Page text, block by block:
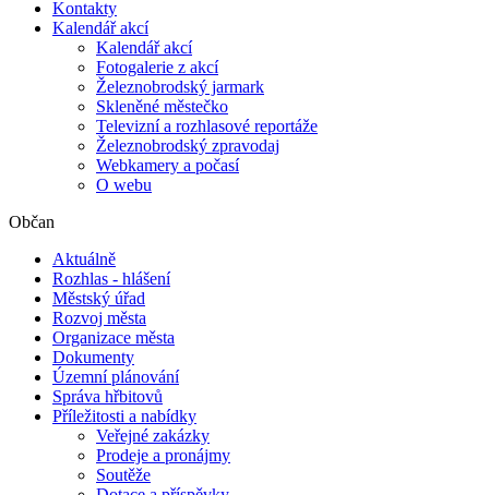
Kontakty
Kalendář akcí
Kalendář akcí
Fotogalerie z akcí
Železnobrodský jarmark
Skleněné městečko
Televizní a rozhlasové reportáže
Železnobrodský zpravodaj
Webkamery a počasí
O webu
Občan
Aktuálně
Rozhlas - hlášení
Městský úřad
Rozvoj města
Organizace města
Dokumenty
Územní plánování
Správa hřbitovů
Příležitosti a nabídky
Veřejné zakázky
Prodeje a pronájmy
Soutěže